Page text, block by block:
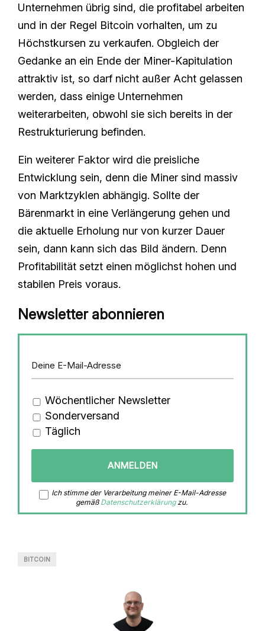
Unternehmen übrig sind, die profitabel arbeiten
und in der Regel Bitcoin vorhalten, um zu
Höchstkursen zu verkaufen. Obgleich der
Gedanke an ein Ende der Miner-Kapitulation
attraktiv ist, so darf nicht außer Acht gelassen
werden, dass einige Unternehmen
weiterarbeiten, obwohl sie sich bereits in der
Restrukturierung befinden.
Ein weiterer Faktor wird die preisliche
Entwicklung sein, denn die Miner sind massiv
von Marktzyklen abhängig. Sollte der
Bärenmarkt in eine Verlängerung gehen und
die aktuelle Erholung nur von kurzer Dauer
sein, dann kann sich das Bild ändern. Denn
Profitabilität setzt einen möglichst hohen und
stabilen Preis voraus.
Newsletter abonnieren
Wöchentlicher Newsletter
Sonderversand
Täglich
Ich stimme der Verarbeitung meiner E-Mail-Adresse
gemäß Datenschutzerklärungzu.
BITCOIN